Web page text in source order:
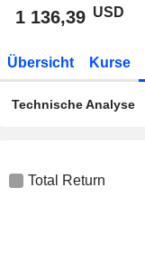
1 136,39 USD
Übersicht Kurse
Technische Analyse
Total Return